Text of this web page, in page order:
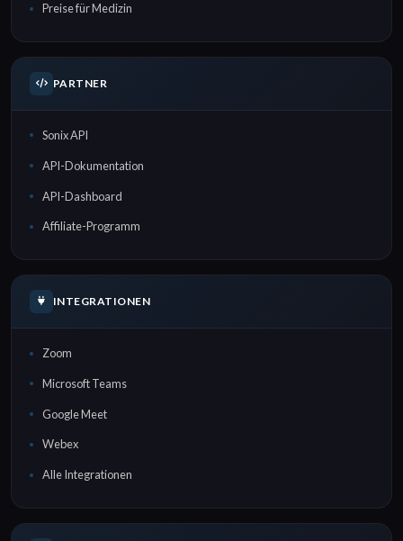
Preise für Medizin
PARTNER
Sonix API
API-Dokumentation
API-Dashboard
Affiliate-Programm
INTEGRATIONEN
Zoom
Microsoft Teams
Google Meet
Webex
Alle Integrationen